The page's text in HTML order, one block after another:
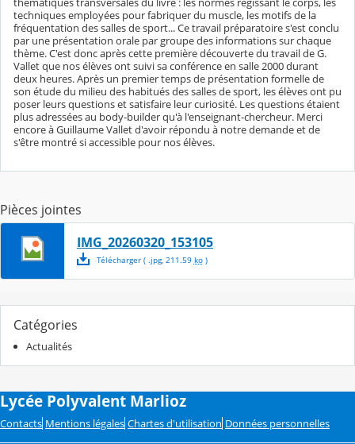
techniques employées pour fabriquer du muscle, les motifs de la
fréquentation des salles de sport... Ce travail préparatoire s'est conclu
par une présentation orale par groupe des informations sur chaque
thème. C'est donc après cette première découverte du travail de G.
Vallet que nos élèves ont suivi sa conférence en salle 2000 durant
deux heures. Après un premier temps de présentation formelle de
son étude du milieu des habitués des salles de sport, les élèves ont pu
poser leurs questions et satisfaire leur curiosité. Les questions étaient
plus adressées au body-builder qu'à l'enseignant-chercheur. Merci
encore à Guillaume Vallet d'avoir répondu à notre demande et de
s'être montré si accessible pour nos élèves.
Pièces jointes
IMG_20260320_153105
Télécharger( .jpg, 211.59 ko)
Catégories
Actualités
Lycée Polyvalent Marlioz
Contacts Mentions légales Chartes d'utilisation Données personnelles